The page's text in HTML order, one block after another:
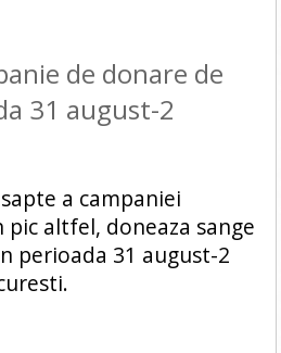
de donare de
31 august-2
a campaniei
pic altfel, doneaza sange
perioada 31 august-2